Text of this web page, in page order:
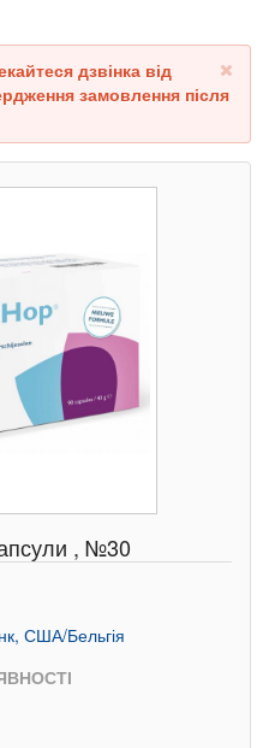
дзвінка від
замовлення після
, №30
США/Бельгія